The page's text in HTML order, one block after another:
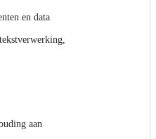
en data
aan